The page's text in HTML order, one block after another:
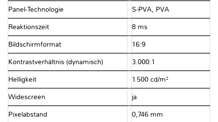
Panel-Technologie S-PVA, PVA
Reaktionszeit 8 ms
Bildschirmformat 16:9
Kontrastverhältnis (dynamisch) 3.000:1
Helligkeit 1.500 cd/m²
Widescreen ja
Pixelabstand 0,746 mm